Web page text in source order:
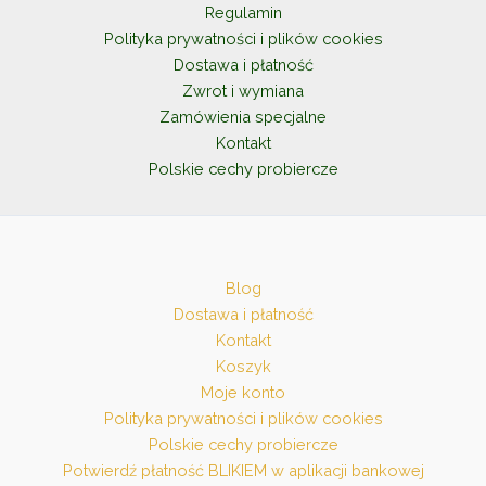
Regulamin
Polityka prywatności i plików cookies
Dostawa i płatność
Zwrot i wymiana
Zamówienia specjalne
Kontakt
Polskie cechy probiercze
Blog
Dostawa i płatność
Kontakt
Koszyk
Moje konto
Polityka prywatności i plików cookies
Polskie cechy probiercze
Potwierdź płatność BLIKIEM w aplikacji bankowej